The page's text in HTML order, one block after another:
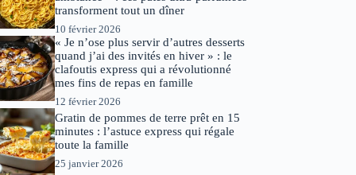
transforment tout un dîner
10 février 2026
« Je n’ose plus servir d’autres desserts
quand j’ai des invités en hiver » : le
clafoutis express qui a révolutionné
mes fins de repas en famille
12 février 2026
Gratin de pommes de terre prêt en 15
minutes : l’astuce express qui régale
toute la famille
25 janvier 2026